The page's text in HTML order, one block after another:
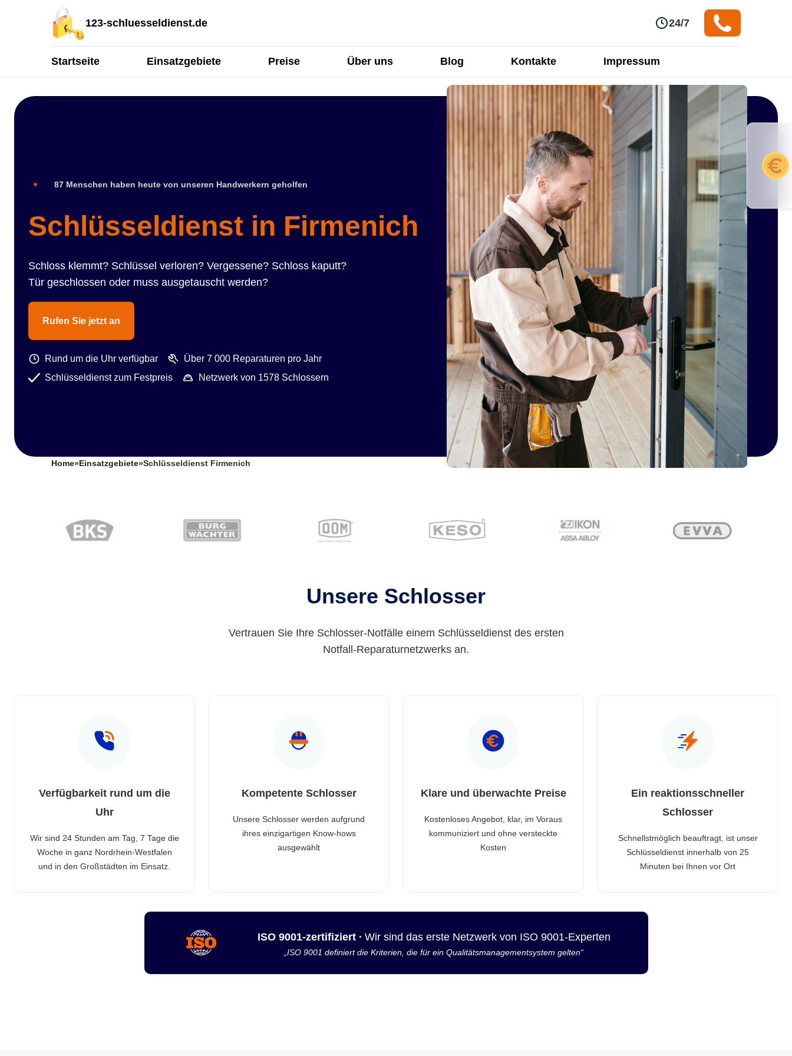
123-schluesseldienst.de 24/7
Startseite Einsatzgebiete Preise Über uns Blog Kontakte Impressum
87 Menschen haben heute von unseren Handwerkern geholfen
Schlüsseldienst in Firmenich
Schloss klemmt? Schlüssel verloren? Vergessene? Schloss kaputt?
Tür geschlossen oder muss ausgetauscht werden?
Rufen Sie jetzt an
Rund um die Uhr verfügbar
Über 7 000 Reparaturen pro Jahr
Schlüsseldienst zum Festpreis
Netzwerk von 1578 Schlossern
Home» Einsatzgebiete»Schlüsseldienst Firmenich
Unsere Schlosser
Vertrauen Sie Ihre Schlosser-Notfälle einem Schlüsseldienst des ersten
Notfall-Reparaturnetzwerks an.
Verfügbarkeit rund um die
Uhr
Wir sind 24 Stunden am Tag, 7 Tage die
Woche in ganz Nordrhein-Westfalen
und in den Großstädten im Einsatz.
Kompetente Schlosser
Unsere Schlosser werden aufgrund
ihres einzigartigen Know-hows
ausgewählt
Klare und überwachte Preise
Kostenloses Angebot, klar, im Voraus
kommuniziert und ohne versteckte
Kosten
Ein reaktionsschneller
Schlosser
Schnellstmöglich beauftragt, ist unser
Schlüsseldienst innerhalb von 25
Minuten bei Ihnen vor Ort
ISO 9001-zertifiziert · Wir sind das erste Netzwerk von ISO 9001-Experten
„ISO 9001 definiert die Kriterien, die für ein Qualitätsmanagementsystem gelten“